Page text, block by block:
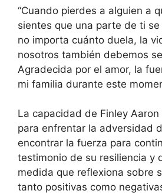
“Cuando pierdes a alguien a
sientes que una parte de ti
no importa cuánto duela, la
nosotros también debemos
Agradecida por el amor, la
mi familia durante este
La capacidad de Finley
para enfrentar la adversidad
encontrar la fuerza para
testimonio de su resiliencia y
medida que reflexiona sobre
tanto positivas como